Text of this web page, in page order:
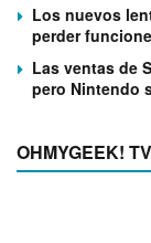
Los nuevos
perder
Las ventas de
pero Nintendo
OHMYGEEK! TV